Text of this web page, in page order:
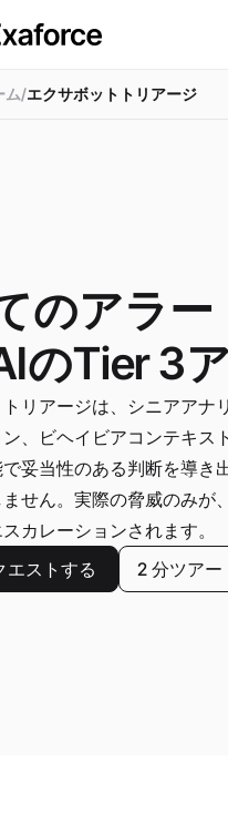
ム/エクサボットトリアージ
のアラー
のTier 3
リアージは、シニアアナ
ン、ビヘイビアコンテキス
妥当性のある判断を導き
ません。実際の脅威のみが
カレーションされます。
エストする
2 分ツアー